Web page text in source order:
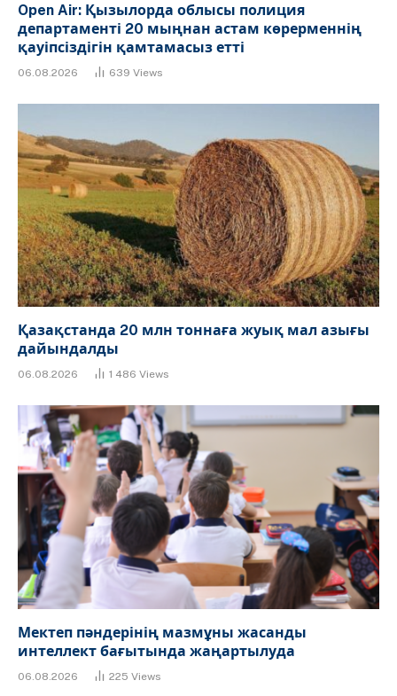
Open Air: Қызылорда облысы полиция
департаменті 20 мыңнан астам көрерменнің
қауіпсіздігін қамтамасыз етті
06.08.2026 639 Views
Қазақстанда 20 млн тоннаға жуық мал азығы
дайындалды
06.08.2026 1 486 Views
Мектеп пәндерінің мазмұны жасанды
интеллект бағытында жаңартылуда
06.08.2026 225 Views